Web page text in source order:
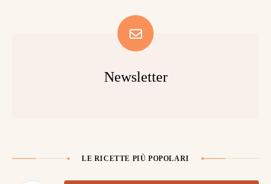
Newsletter
LE RICETTE PIÙ POPOLARI